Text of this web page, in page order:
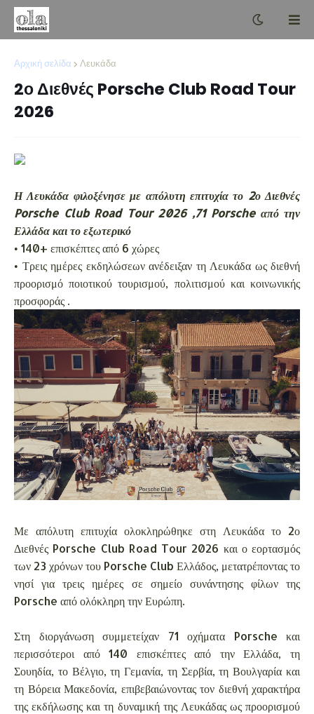
Αρχική σελίδα Λευκάδα
2ο Διεθνές Porsche Club Road Tour
2026
Η Λευκάδα φιλοξένησε με απόλυτη επιτυχία το 2ο Διεθνές
Porsche Club Road Tour 2026 ,71 Porsche από την
Ελλάδα και το εξωτερικό
• 140+ επισκέπτες από 6 χώρες
• Τρεις ημέρες εκδηλώσεων ανέδειξαν τη Λευκάδα ως διεθνή
προορισμό ποιοτικού τουρισμού, πολιτισμού και κοινωνικής
προσφοράς .
Με απόλυτη επιτυχία ολοκληρώθηκε στη Λευκάδα το 2ο
Διεθνές Porsche Club Road Tour 2026 και ο εορτασμός
των 23 χρόνων του Porsche Club Ελλάδος, μετατρέποντας το
νησί για τρεις ημέρες σε σημείο συνάντησης φίλων της
Porsche από ολόκληρη την Ευρώπη.
Στη διοργάνωση συμμετείχαν 71 οχήματα Porsche και
περισσότεροι από 140 επισκέπτες από την Ελλάδα, τη
Σουηδία, το Βέλγιο, τη Γεμανία, τη Σερβία, τη Βουλγαρία και
τη Βόρεια Μακεδονία, επιβεβαιώνοντας τον διεθνή χαρακτήρα
της εκδήλωσης και τη δυναμική της Λευκάδας ως προορισμού